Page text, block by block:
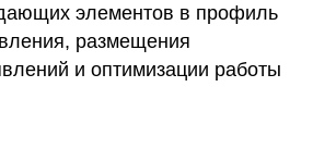
элементов в профиль
размещения
и оптимизации работы